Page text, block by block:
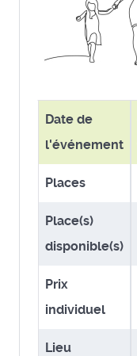
Date de
l'événement
Places
Place(s)
disponible(s)
Prix
individuel
Lieu